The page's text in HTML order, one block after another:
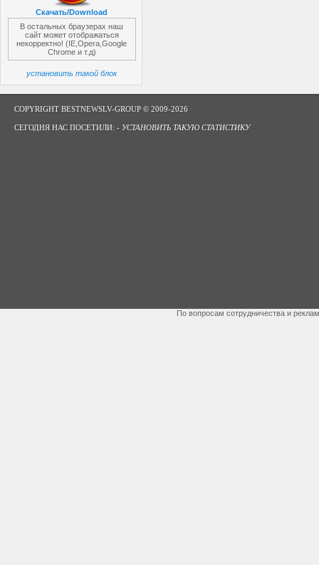
Скачать/Download
В остальных браузерах наш
сайт может отображаться
некорректно! (IE,Opera,Google
Chrome и т.д)
установить такой блок
COPYRIGHT BESTNEWSLV-GROUP © 2009-2026
СЕГОДНЯ НАС ПОСЕТИЛИ: - УСТАНОВИТЬ ТАКУЮ СТАТИСТИКУ
По вопросам сотрудничества и